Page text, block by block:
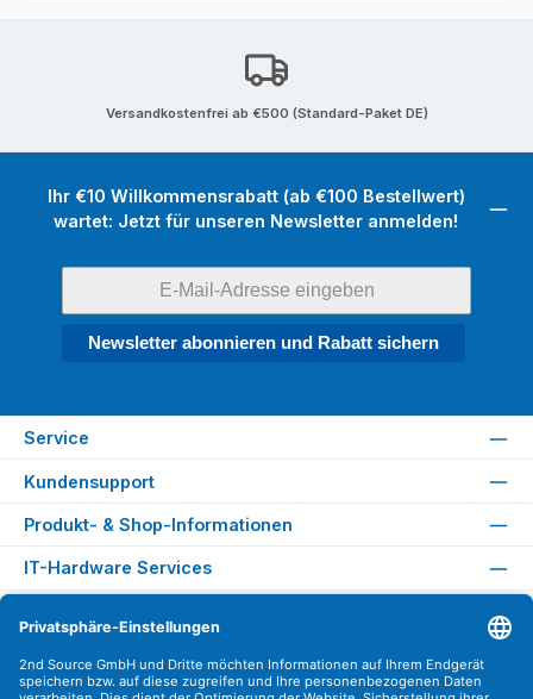
Versandkostenfrei ab €500 (Standard-Paket DE)
Ihr €10 Willkommensrabatt (ab €100 Bestellwert)
wartet: Jetzt für unseren Newsletter anmelden!
Newsletter abonnieren und Rabatt sichern
Service
Kundensupport
Produkt- & Shop-Informationen
IT-Hardware Services
Versandarten